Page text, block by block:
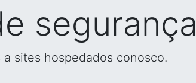
segurança
sites hospedados conosco.